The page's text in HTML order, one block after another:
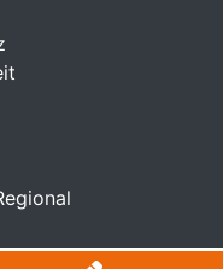
nach oben